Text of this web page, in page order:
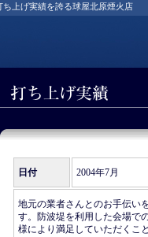
上げ実績を誇る球屋北原煙火店
日付 2004年7月
地元の業者さんとのお手伝い
す。防波堤を利用した会場で
様により満足していただくこ